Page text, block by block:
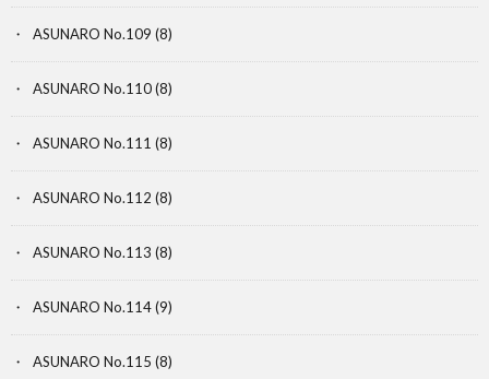
ASUNARO No.109 (8)
ASUNARO No.110(8)
ASUNARO No.111 (8)
ASUNARO No.112 (8)
ASUNARO No.113 (8)
ASUNARO No.114(9)
ASUNARO No.115 (8)